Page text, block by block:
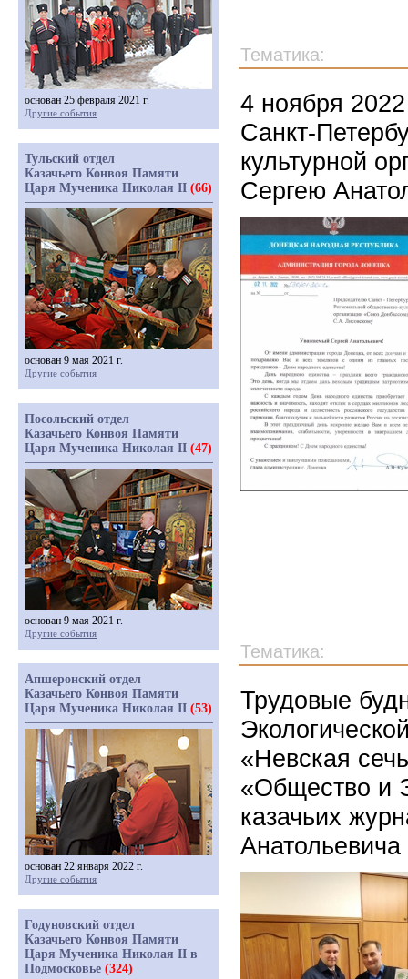
Тематика:
4 ноября
Санкт-
культурной
Сергею
Тематика:
Трудовые
«Невская
«Общество и
казачьих
Анатольевича
основан 25 февраля 2021 г.
Другие события
Тульский отдел
Казачьего Конвоя Памяти
Царя Мученика Николая II (66)
основан 9 мая 2021 г.
Другие события
Посольский отдел
Казачьего Конвоя Памяти
Царя Мученика Николая II (47)
основан 9 мая 2021 г.
Другие события
Апшеронский отдел
Казачьего Конвоя Памяти
Царя Мученика Николая II (53)
основан 22 января 2022 г.
Другие события
Годуновский отдел
Казачьего Конвоя Памяти
Царя Мученика Николая II в
Подмосковье (324)